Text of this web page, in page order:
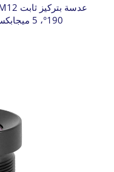
190°، 5 ميجابكسل، لتنسيق صورة 1/3 بوصة